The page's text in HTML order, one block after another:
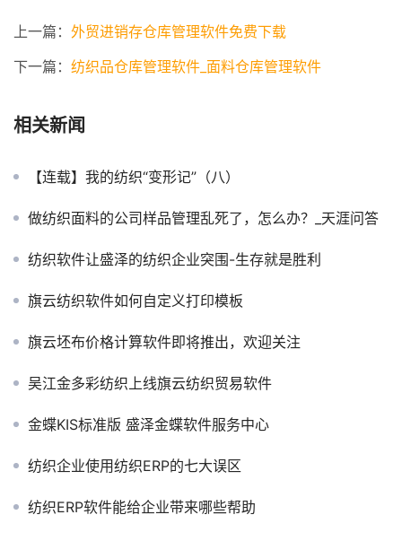
上一篇： 外贸进销存仓库管理软件免费下载
下一篇： 纺织品仓库管理软件_面料仓库管理软件
相关新闻
【连载】我的纺织“变形记”（八）
做纺织面料的公司样品管理乱死了，怎么办？_天涯问答
纺织软件让盛泽的纺织企业突围-生存就是胜利
旗云纺织软件如何自定义打印模板
旗云坯布价格计算软件即将推出，欢迎关注
吴江金多彩纺织上线旗云纺织贸易软件
金蝶KIS标准版 盛泽金蝶软件服务中心
纺织企业使用纺织ERP的七大误区
纺织ERP软件能给企业带来哪些帮助